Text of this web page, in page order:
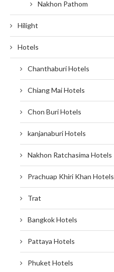
Nakhon Pathom
Hilight
Hotels
Chanthaburi Hotels
Chiang Mai Hotels
Chon Buri Hotels
kanjanaburi Hotels
Nakhon Ratchasima Hotels
Prachuap Khiri Khan Hotels
Trat
Bangkok Hotels
Pattaya Hotels
Phuket Hotels